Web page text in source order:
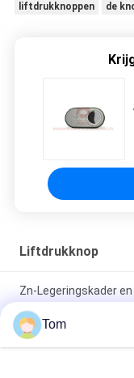
liftdrukknoppen de
Liftdrukknop
Zn-Legeringskader
Plaatlift/Knoop van
Van de de
Tom